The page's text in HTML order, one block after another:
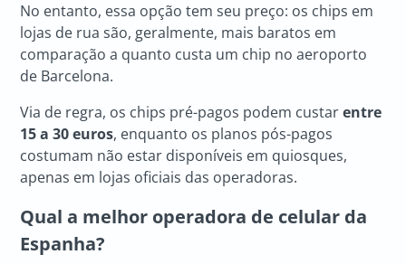
No entanto, essa opção tem seu preço: os chips em
lojas de rua são, geralmente, mais baratos em
comparação a quanto custa um chip no aeroporto
de Barcelona.
Via de regra, os chips pré-pagos podem custarentre
15 a 30 euros, enquanto os planos pós-pagos
costumam não estar disponíveis em quiosques,
apenas em lojas oficiais das operadoras.
Qual a melhor operadora de celular da
Espanha?